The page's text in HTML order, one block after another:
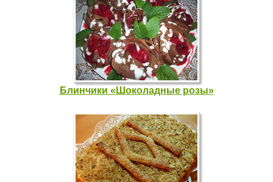
Блинчики «Шоколадные розы»